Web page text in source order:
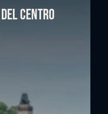
del centro